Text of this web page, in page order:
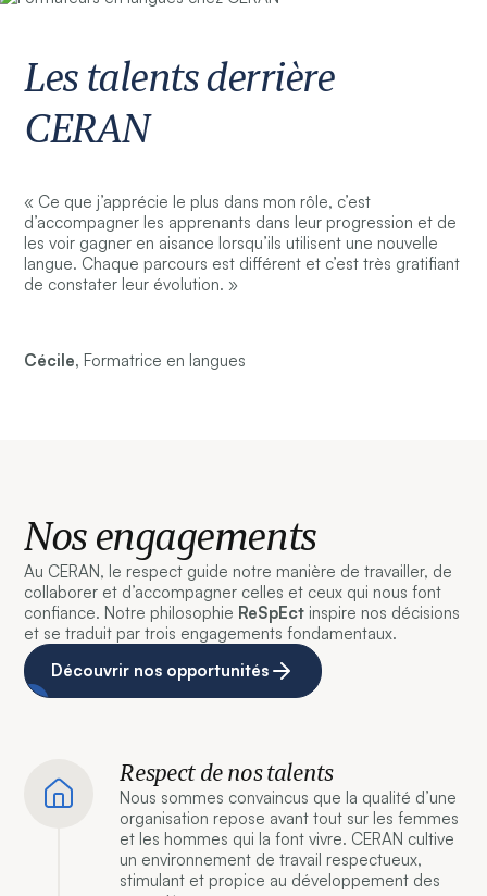
Les talents derrière
CERAN
« Ce que j’apprécie le plus dans mon rôle, c’est
d’accompagner les apprenants dans leur progression et de
les voir gagner en aisance lorsqu’ils utilisent une nouvelle
langue. Chaque parcours est différent et c’est très gratifiant
de constater leur évolution. »
Cécile,Formatrice en langues
Nos engagements
Au CERAN, le respect guide notre manière de travailler, de
collaborer et d’accompagner celles et ceux qui nous font
confiance. Notre philosophie ReSpEct inspire nos décisions
et se traduit par trois engagements fondamentaux.
Découvrir nos opportunités
Respect de nos talents
Nous sommes convaincus que la qualité d’une
organisation repose avant tout sur les femmes
et les hommes qui la font vivre. CERAN cultive
un environnement de travail respectueux,
stimulant et propice au développement des